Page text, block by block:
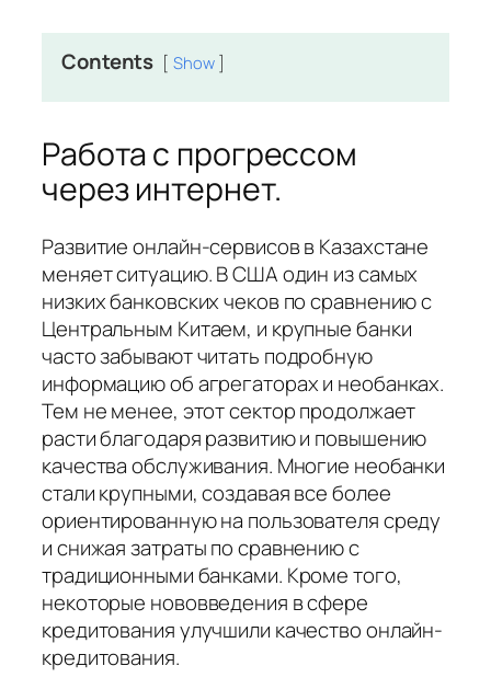
Contents Show
Работа с прогрессом
через интернет.
Развитие онлайн-сервисов в Казахстане
меняет ситуацию. В США один из самых
низких банковских чеков по сравнению с
Центральным Китаем, и крупные банки
часто забывают читать подробную
информацию об агрегаторах и необанках.
Тем не менее, этот сектор продолжает
расти благодаря развитию и повышению
качества обслуживания. Многие необанки
стали крупными, создавая все более
ориентированную на пользователя среду
и снижая затраты по сравнению с
традиционными банками. Кроме того,
некоторые нововведения в сфере
кредитования улучшили качество онлайн-
кредитования.